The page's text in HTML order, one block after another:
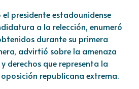
el presidente estadounidense
a la relección, enumeró
durante su primera
advirtió sobre la amenaza
derechos que representa la
republicana extrema.